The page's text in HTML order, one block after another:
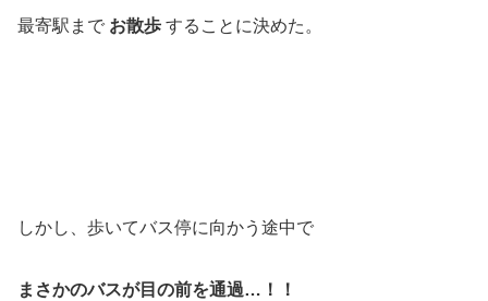
最寄駅まで お散歩 することに決めた。
しかし、歩いてバス停に向かう途中で
まさかのバスが目の前を通過…！！